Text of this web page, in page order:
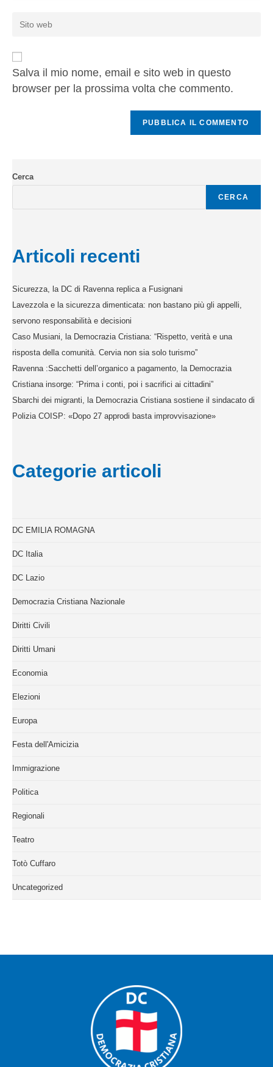
Salva il mio nome, email e sito web in questo
browser per la prossima volta che commento.
Cerca
CERCA
Articoli recenti
Sicurezza, la DC di Ravenna replica a Fusignani
Lavezzola e la sicurezza dimenticata: non bastano più gli appelli,
servono responsabilità e decisioni
Caso Musiani, la Democrazia Cristiana: “Rispetto, verità e una
risposta della comunità. Cervia non sia solo turismo”
Ravenna :Sacchetti dell’organico a pagamento, la Democrazia
Cristiana insorge: “Prima i conti, poi i sacrifici ai cittadini”
Sbarchi dei migranti, la Democrazia Cristiana sostiene il sindacato di
Polizia COISP: «Dopo 27 approdi basta improvvisazione»
Categorie articoli
DC EMILIA ROMAGNA
DC Italia
DC Lazio
Democrazia Cristiana Nazionale
Diritti Civili
Diritti Umani
Economia
Elezioni
Europa
Festa dell'Amicizia
Immigrazione
Politica
Regionali
Teatro
Totò Cuffaro
Uncategorized